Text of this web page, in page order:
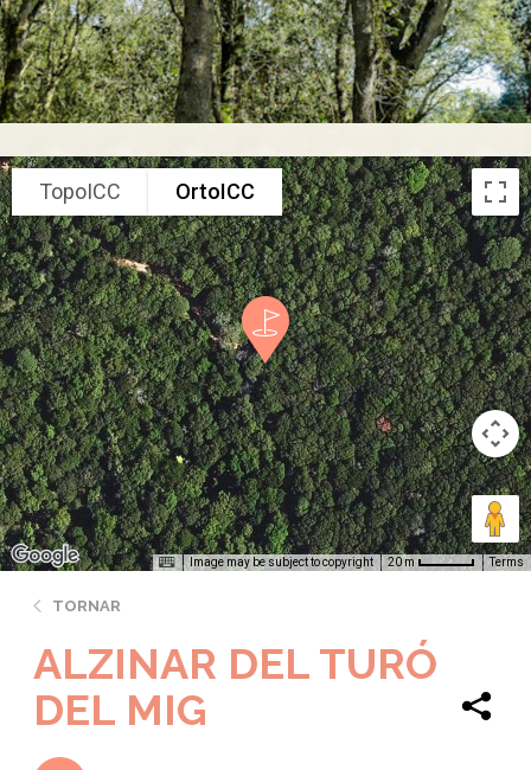
TopoICC OrtoICC
Image may be subject to copyright 20 m Terms
TORNAR
ALZINAR DEL TURÓ
DEL MIG